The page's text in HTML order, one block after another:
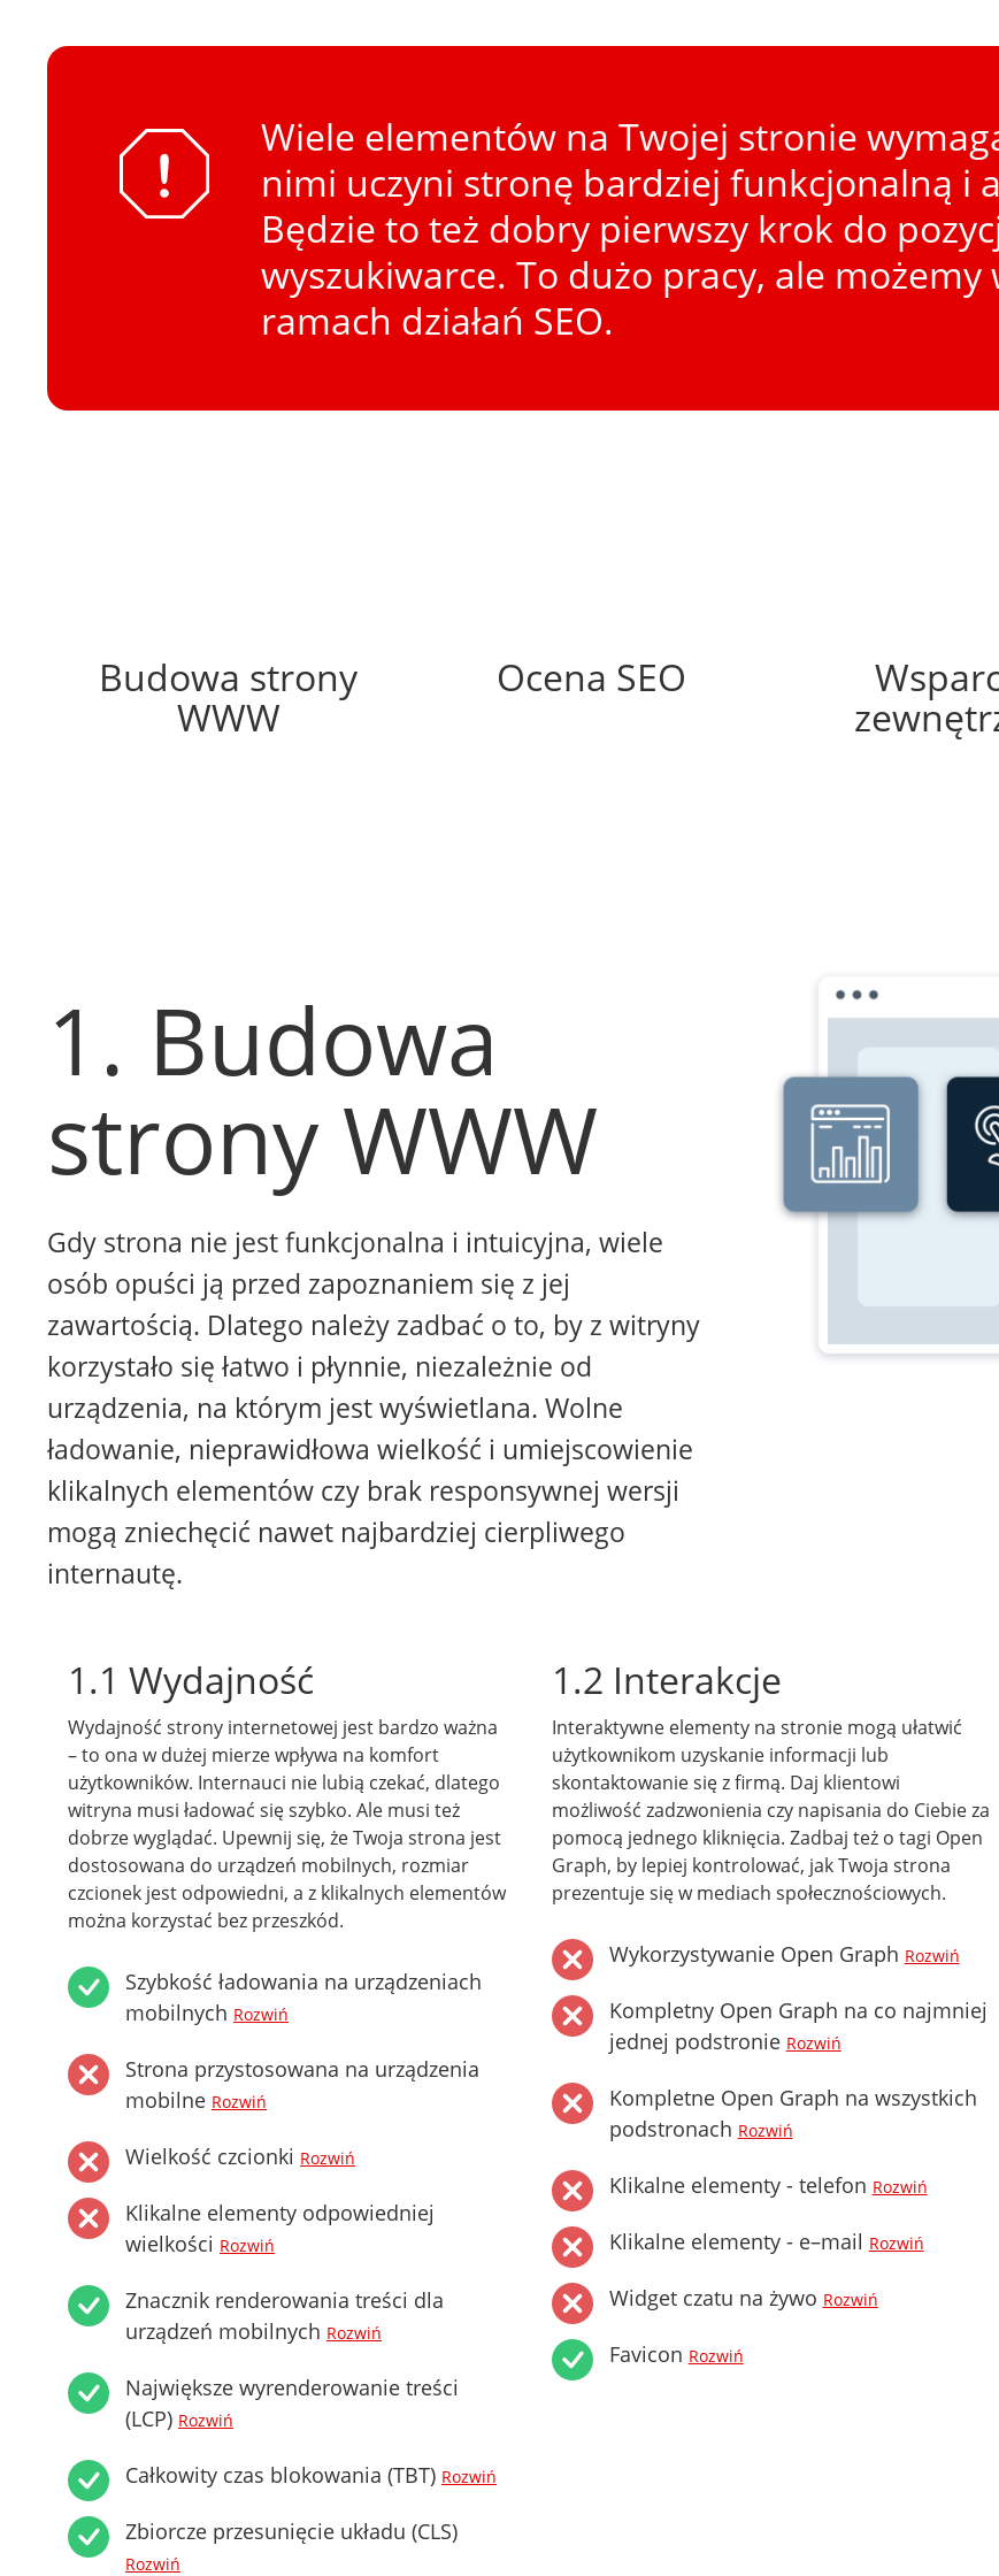
Wiele elementów na Twojej stronie
nimi uczyni stronę bardziej funkcjonalną i
Będzie to też dobry pierwszy krok do
wyszukiwarce. To dużo pracy, ale możemy
ramach działań SEO.
Budowa strony
WWW
Ocena SEO
1. Budowa
strony WWW
Gdy strona nie jest funkcjonalna i intuicyjna, wiele
osób opuści ją przed zapoznaniem się z jej
zawartością. Dlatego należy zadbać o to, by z witryny
korzystało się łatwo i płynnie, niezależnie od
urządzenia, na którym jest wyświetlana. Wolne
ładowanie, nieprawidłowa wielkość i umiejscowienie
klikalnych elementów czy brak responsywnej wersji
mogą zniechęcić nawet najbardziej cierpliwego
internautę.
1.1 Wydajność
Wydajność strony internetowej jest bardzo ważna
– to ona w dużej mierze wpływa na komfort
użytkowników. Internauci nie lubią czekać, dlatego
witryna musi ładować się szybko. Ale musi też
dobrze wyglądać. Upewnij się, że Twoja strona jest
dostosowana do urządzeń mobilnych, rozmiar
czcionek jest odpowiedni, a z klikalnych elementów
można korzystać bez przeszkód.
Szybkość ładowania na urządzeniach
mobilnych Rozwiń
Strona przystosowana na urządzenia
mobilne Rozwiń
Wielkość czcionki Rozwiń
Klikalne elementy odpowiedniej
wielkości Rozwiń
Znacznik renderowania treści dla
urządzeń mobilnych Rozwiń
Największe wyrenderowanie treści
(LCP) Rozwiń
Całkowity czas blokowania (TBT) Rozwiń
Zbiorcze przesunięcie układu (CLS)
Rozwiń
1.2 Interakcje
Interaktywne elementy na stronie mogą ułatwić
użytkownikom uzyskanie informacji lub
skontaktowanie się z firmą. Daj klientowi
możliwość zadzwonienia czy napisania do Ciebie za
pomocą jednego kliknięcia. Zadbaj też o tagi Open
Graph, by lepiej kontrolować, jak Twoja strona
prezentuje się w mediach społecznościowych.
Wykorzystywanie Open Graph Rozwiń
Kompletny Open Graph na co najmniej
jednej podstronie Rozwiń
Kompletne Open Graph na wszystkich
podstronach Rozwiń
Klikalne elementy - telefon Rozwiń
Klikalne elementy - e–mail Rozwiń
Widget czatu na żywo Rozwiń
Favicon Rozwiń